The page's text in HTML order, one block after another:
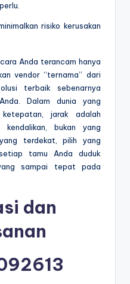
risiko kerusakan
Anda terancam hanya
vendor “ternama” dari
terbaik sebenarnya
Dalam dunia yang
jarak adalah
bukan yang
terdekat, pilih yang
tamu Anda duduk
sampai tepat pada
dan